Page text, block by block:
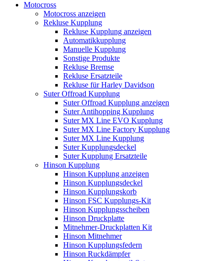
Motocross
Motocross anzeigen
Rekluse Kupplung
Rekluse Kupplung anzeigen
Automatikkupplung
Manuelle Kupplung
Sonstige Produkte
Rekluse Bremse
Rekluse Ersatzteile
Rekluse für Harley Davidson
Suter Offroad Kupplung
Suter Offroad Kupplung anzeigen
Suter Antihopping Kupplung
Suter MX Line EVO Kupplung
Suter MX Line Factory Kupplung
Suter MX Line Kupplung
Suter Kupplungsdeckel
Suter Kupplung Ersatzteile
Hinson Kupplung
Hinson Kupplung anzeigen
Hinson Kupplungsdeckel
Hinson Kupplungskorb
Hinson FSC Kupplungs-Kit
Hinson Kupplungsscheiben
Hinson Druckplatte
Mitnehmer-Druckplatten Kit
Hinson Mitnehmer
Hinson Kupplungsfedern
Hinson Ruckdämpfer